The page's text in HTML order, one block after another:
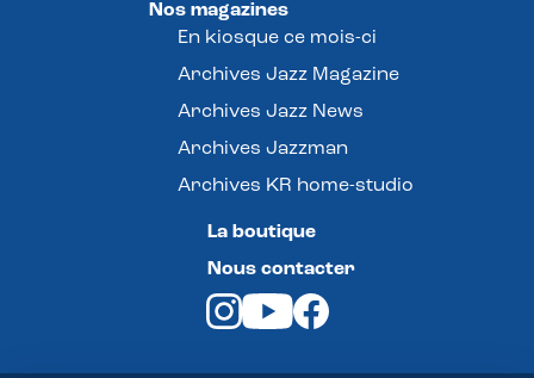
Nos magazines
En kiosque ce mois-ci
Archives Jazz Magazine
Archives Jazz News
Archives Jazzman
Archives KR home-studio
La boutique
Nous contacter